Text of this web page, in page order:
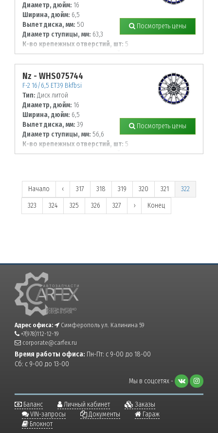
Диаметр, дюйм: 16
Ширина, дюйм: 6,5
Вылет диска, мм: 50
Диаметр ступицы, мм: 63,3
К-во крепежных отверстий, шт: 5
Диаметр располож. отверстий, мм:
108
Посмотреть цены
Nz - WHS075744
F-2 16/6,5 ET39 Bkfbsi
Тип: Диск литой
Диаметр, дюйм: 16
Ширина, дюйм: 6,5
Вылет диска, мм: 39
Диаметр ступицы, мм: 56,6
К-во крепежных отверстий, шт: 5
Диаметр располож. отверстий, мм:
Посмотреть цены
Начало ‹ 317 318 319 320 321
322
323
324 325 326 327 › Конец
Адрес офиса:
Симферополь ул. Калинина 59
+7(978)112-12-19
corporate@carfex.ru
Время работы офиса: Пн-Пт: с 9-00 до 18-00
Сб: с 9-00 до 13-00
Мы в соцсетях -
Баланс Личный кабинет
Заказы
VIN-запросы
Документы
Гараж
Блокнот